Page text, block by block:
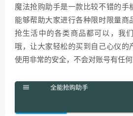
魔法抢购助手是一款比较不错的手
能够帮助大家进行各种限时限量商
抢生活中的各类商品都可以，我
哦，让大家轻松的买到自己心仪的
使用非常的安全，不会对账号有任何